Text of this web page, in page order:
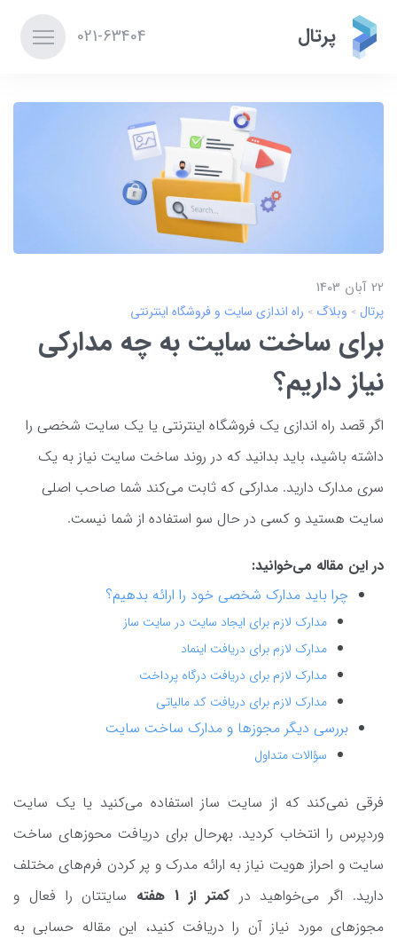
پرتال 021-63404
22 آبان 1403
پرتال وبلاگ راه اندازی سایت و فروشگاه اینترنتی
برای ساخت سایت به چه مدارکی
نیاز داریم؟
اگر قصد راه اندازی یک فروشگاه اینترنتی یا یک سایت شخصی را
داشته باشید، باید بدانید که در روند ساخت سایت نیاز به یک
سری مدارک دارید. مدارکی که ثابت می‌کند شما صاحب اصلی
سایت هستید و کسی در حال سو استفاده از شما نیست.
در این مقاله می‌خوانید:
چرا باید مدارک شخصی خود را ارائه بدهیم؟
مدارک لازم برای ایجاد سایت در سایت ساز
مدارک لازم برای دریافت اینماد
مدارک لازم برای دریافت درگاه پرداخت
مدارک لازم برای دریافت کد مالیاتی
بررسی دیگر مجوزها و مدارک ساخت سایت
سؤالات متداول
فرقی نمی‌کند که از سایت ساز استفاده می‌کنید یا یک سایت
وردپرس را انتخاب کردید. بهرحال برای دریافت محوزهای ساخت
سایت و احراز هویت نیاز به ارائه مدرک و پر کردن فرم‌های مختلف
دارید. اگر می‌خواهید درکمتر از 1 هفته
سایتتان را فعال و
مجوزهای مورد نیاز آن را دریافت کنید، این مقاله حسابی به